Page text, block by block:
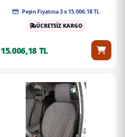
Peşin Fiyatına 3 x 15.006,18 TL
ÜCRETSİZ KARGO
15.006,18 TL